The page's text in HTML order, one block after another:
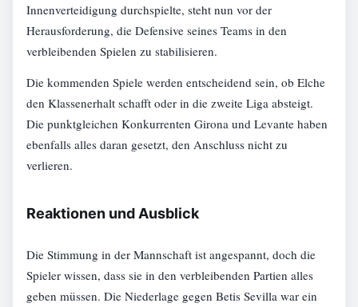
Innenverteidigung durchspielte, steht nun vor der
Herausforderung, die Defensive seines Teams in den
verbleibenden Spielen zu stabilisieren.
Die kommenden Spiele werden entscheidend sein, ob Elche
den Klassenerhalt schafft oder in die zweite Liga absteigt.
Die punktgleichen Konkurrenten Girona und Levante haben
ebenfalls alles daran gesetzt, den Anschluss nicht zu
verlieren.
Reaktionen und Ausblick
Die Stimmung in der Mannschaft ist angespannt, doch die
Spieler wissen, dass sie in den verbleibenden Partien alles
geben müssen. Die Niederlage gegen Betis Sevilla war ein